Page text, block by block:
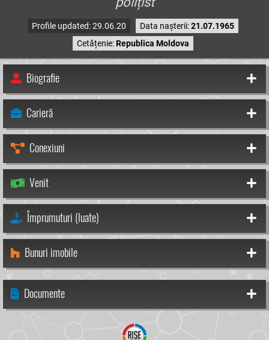
Profile updated: 29.06.20 Data nașterii:21.07.1965
Cetățenie:Republica Moldova
Biografie
Carieră
Conexiuni
Venit
Împrumuturi (luate)
Bunuri imobile
Documente